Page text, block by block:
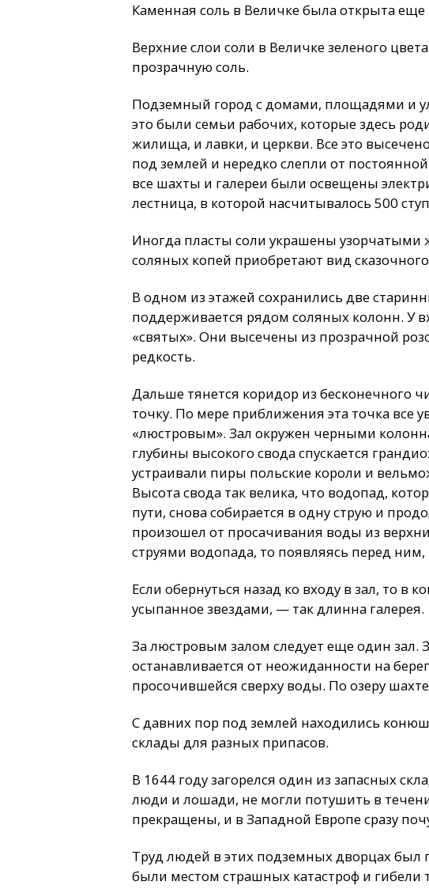
Каменная соль в Величке была открыта еще
Верхние слои соли в Величке зеленого
прозрачную соль.
Подземный город с домами, площадями и
это были семьи рабочих, которые здесь
жилища, и лавки, и церкви. Все это
под землей и нередко слепли от
все шахты и галереи были освещены
лестница, в которой насчитывалось 500
Иногда пласты соли украшены узорчатыми
соляных копей приобретают вид
В одном из этажей сохранились две
поддерживается рядом соляных колонн. У
«святых». Они высечены из прозрачной
редкость.
Дальше тянется коридор из бесконечного
точку. По мере приближения эта точка все
«люстровым». Зал окружен черными
глубины высокого свода спускается
устраивали пиры польские короли и
Высота свода так велика, что водопад,
пути, снова собирается в одну струю и
произошел от просачивания воды из
струями водопада, то появляясь перед
Если обернуться назад ко входу в зал, то в
усыпанное звездами, — так длинна галерея.
За люстровым залом следует еще один зал.
останавливается от неожиданности на
просочившейся сверху воды. По озеру
С давних пор под землей находились
склады для разных припасов.
В 1644 году загорелся один из запасных
люди и лошади, не могли потушить в
прекращены, и в Западной Европе сразу
Труд людей в этих подземных дворцах был
были местом страшных катастроф и